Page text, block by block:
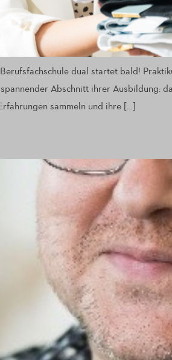
dual startet bald!
Abschnitt ihrer Ausbildung:
sammeln und ihre […]